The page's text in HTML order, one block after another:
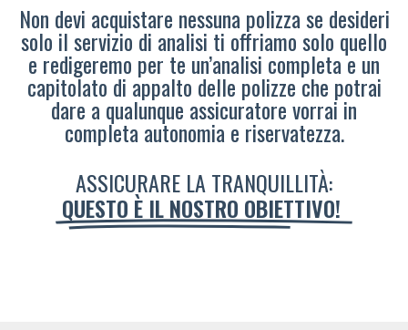
Non devi acquistare nessuna polizza se desideri
solo il servizio di analisi ti offriamo solo quello
e redigeremo per te un’analisi completa e un
capitolato di appalto delle polizze che potrai
dare a qualunque assicuratore vorrai in
completa autonomia e riservatezza.
ASSICURARE LA TRANQUILLITÀ:
QUESTO È IL NOSTRO OBIETTIVO!